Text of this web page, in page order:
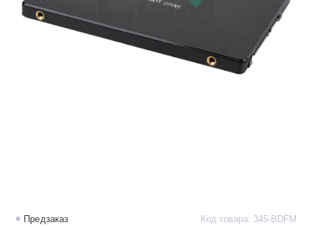
Предзаказ Код товара: 345-BDFM